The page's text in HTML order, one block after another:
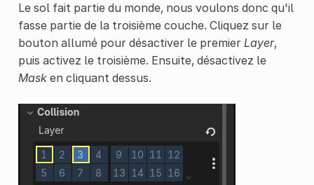
Le sol fait partie du monde, nous voulons donc qu'il
fasse partie de la troisième couche. Cliquez sur le
bouton allumé pour désactiver le premier Layer,
puis activez le troisième. Ensuite, désactivez le
Masken cliquant dessus.